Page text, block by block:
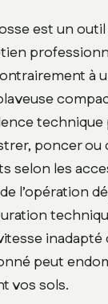
est un
à
poncer ou
selon les
l’opération
inadapté
peut
vos sols.